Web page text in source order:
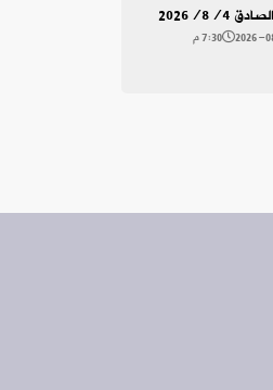
2026/8/4
2026- 7:30 م